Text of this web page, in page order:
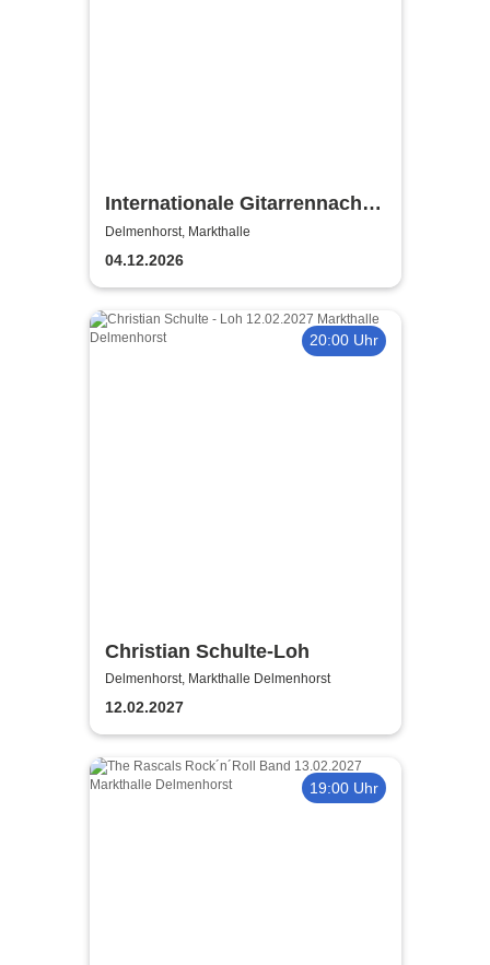
Internationale Gitarrennacht
2026 | D. Goodman - É. Fend
& G. Krivokapic - Jacu Liu
Delmenhorst, Markthalle
04.12.2026
20:00 Uhr
Christian Schulte-Loh
Delmenhorst, Markthalle Delmenhorst
12.02.2027
19:00 Uhr